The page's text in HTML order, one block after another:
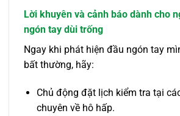
Lời khuyên và cảnh báo dành cho
ngón tay dùi trống
Ngay khi phát hiện đầu ngón tay
bất thường, hãy:
Chủ động đặt lịch kiểm tra tại
chuyên về hô hấp.